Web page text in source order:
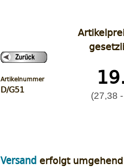
Artikelnummer
D/G51
(27,38
Versand erfolgt